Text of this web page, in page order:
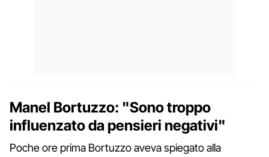
Manel Bortuzzo: "Sono troppo
influenzato da pensieri negativi"
Poche ore prima Bortuzzo aveva spiegato alla